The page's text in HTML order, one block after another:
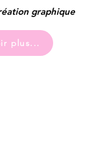
graphique
plus...